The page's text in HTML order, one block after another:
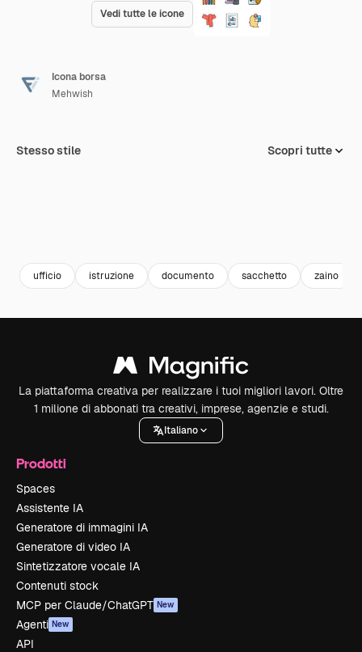
Vedi tutte le icone
Icona borsa
Mehwish
Stesso stile Scopri tutte
ufficio istruzione documento sacchetto zaino
La piattaforma creativa per realizzare i tuoi migliori lavori. Oltre
1 milione di abbonati tra creativi, imprese, agenzie e studi.
Italiano
Prodotti
Spaces
Assistente IA
Generatore di immagini IA
Generatore di video IA
Sintetizzatore vocale IA
Contenuti stock
MCP per Claude/ChatGPT New
Agenti New
API